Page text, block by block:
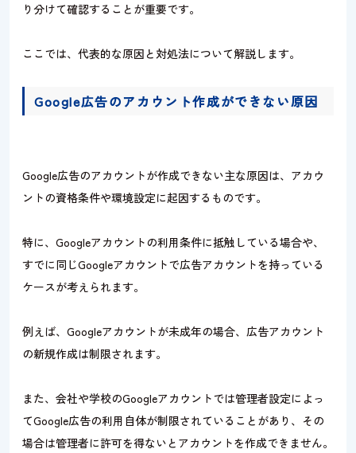
り分けて確認することが重要です。
ここでは、代表的な原因と対処法について解説します。
Google広告のアカウント作成ができない原因
Google広告のアカウントが作成できない主な原因は、アカウ
ントの資格条件や環境設定に起因するものです。
特に、Googleアカウントの利用条件に抵触している場合や、
すでに同じGoogleアカウントで広告アカウントを持っている
ケースが考えられます。
例えば、Googleアカウントが未成年の場合、広告アカウント
の新規作成は制限されます。
また、会社や学校のGoogleアカウントでは管理者設定によっ
てGoogle広告の利用自体が制限されていることがあり、その
場合は管理者に許可を得ないとアカウントを作成できません。